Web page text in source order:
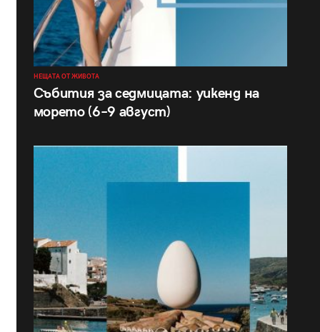
НЕЩАТА ОТ ЖИВОТА
Събития за седмицата: уикенд на
морето (6–9 август)